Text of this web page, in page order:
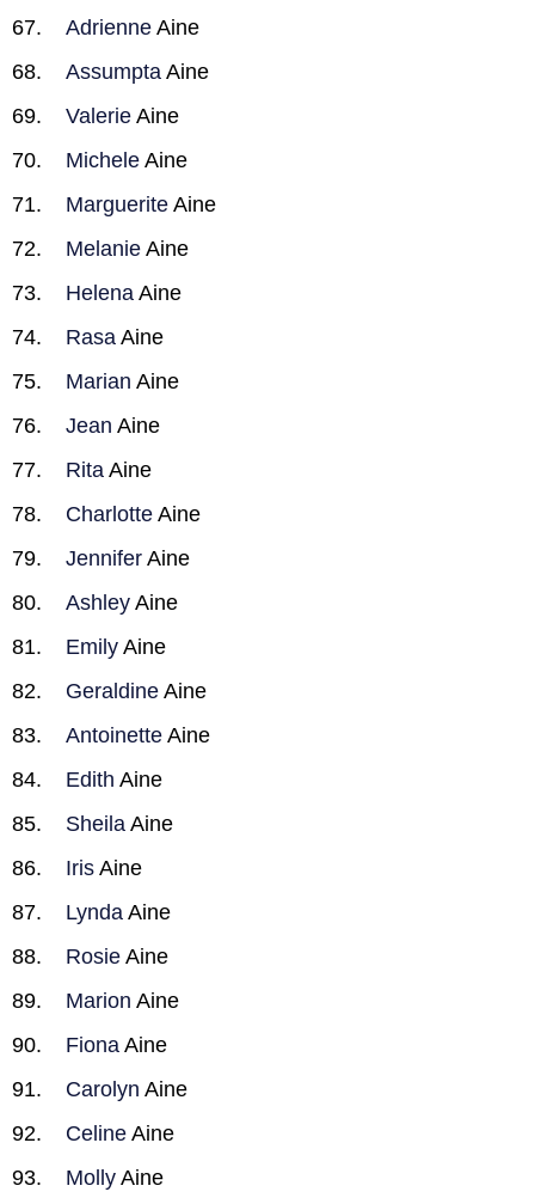
Adrienne Aine
Assumpta Aine
Valerie Aine
Michele Aine
Marguerite Aine
Melanie Aine
Helena Aine
Rasa Aine
Marian Aine
Jean Aine
Rita Aine
Charlotte Aine
Jennifer Aine
Ashley Aine
Emily Aine
Geraldine Aine
Antoinette Aine
Edith Aine
Sheila Aine
Iris Aine
Lynda Aine
Rosie Aine
Marion Aine
Fiona Aine
Carolyn Aine
Celine Aine
Molly Aine